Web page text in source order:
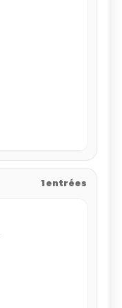
1 entrées